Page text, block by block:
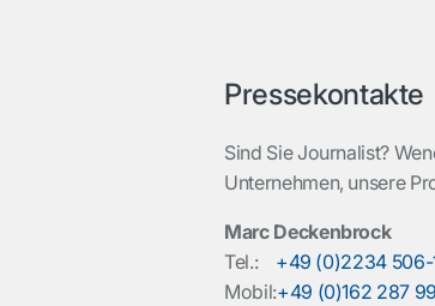
Pressekontakte
Sind Sie Journalist?
Unternehmen, unsere
Marc Deckenbrock
Tel.: +49 (0)2234 506-
Mobil:+49 (0)162 287